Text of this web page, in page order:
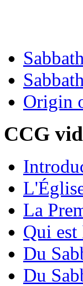
Origin
CCG
La
Qui est
Du
Du